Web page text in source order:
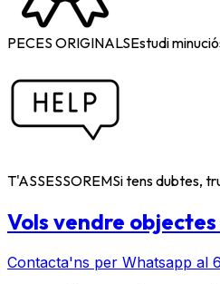
PECES ORIGINALSEstudi
T'ASSESSOREMSi tens dubtes,
Vols vendre
Contacta'ns per Whatsapp al